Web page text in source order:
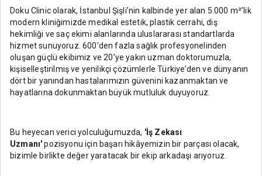
Doku Clinic olarak, İstanbul Şişli’nin kalbinde yer alan 5.000 m²’lik
modern kliniğimizde medikal estetik, plastik cerrahi, diş
hekimliği ve saç ekimi alanlarında uluslararası standartlarda
hizmet sunuyoruz. 600’den fazla sağlık profesyonelinden
oluşan güçlü ekibimiz ve 20’ye yakın uzman doktorumuzla,
kişiselleştirilmiş ve yenilikçi çözümlerle Türkiye’den ve dünyanın
dört bir yanından hastalarımızın güvenini kazanmaktan ve
hayatlarına dokunmaktan büyük mutluluk duyuyoruz.
Bu heyecan verici yolculuğumuzda, 'İş Zekası
Uzmanı'pozisyonu için başarı hikâyemizin bir parçası olacak,
bizimle birlikte değer yaratacak bir ekip arkadaşı arıyoruz.